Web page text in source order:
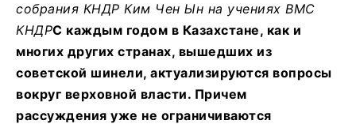
собрания КНДР Ким Чен Ын на учениях ВМС
КНДРС каждым годом в Казахстане, как и
многих других странах, вышедших из
советской шинели, актуализируются вопросы
вокруг верховной власти. Причем
рассуждения уже не ограничиваются